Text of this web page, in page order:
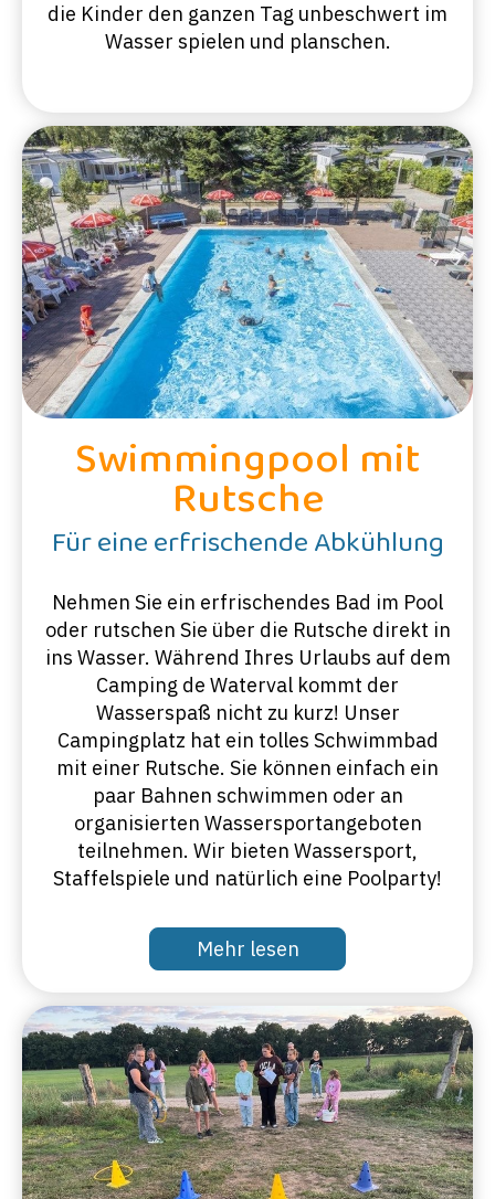
die Kinder den ganzen Tag unbeschwert im
Wasser spielen und planschen.
Swimmingpool mit
Rutsche
Für eine erfrischende Abkühlung
Nehmen Sie ein erfrischendes Bad im Pool
oder rutschen Sie über die Rutsche direkt in
ins Wasser. Während Ihres Urlaubs auf dem
Camping de Waterval kommt der
Wasserspaß nicht zu kurz! Unser
Campingplatz hat ein tolles Schwimmbad
mit einer Rutsche. Sie können einfach ein
paar Bahnen schwimmen oder an
organisierten Wassersportangeboten
teilnehmen. Wir bieten Wassersport,
Staffelspiele und natürlich eine Poolparty!
Mehr lesen